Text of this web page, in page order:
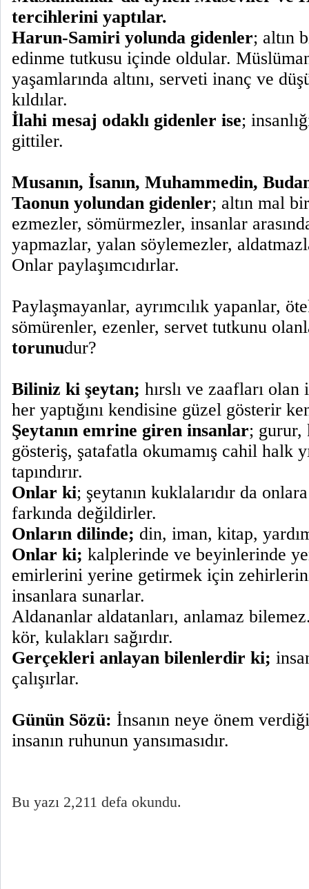
tercihlerini yaptılar.
Harun-Samiri yolunda gidenler; altın
edinme tutkusu içinde oldular.
yaşamlarında altını, serveti inanç ve
kıldılar.
İlahi mesaj odaklı gidenler ise;
gittiler.
Musanın, İsanın, Muhammedin,
Taonun yolundan gidenler; altın mal
ezmezler, sömürmezler, insanlar
yapmazlar, yalan söylemezler,
Onlar paylaşımcıdırlar.
Paylaşmayanlar, ayrımcılık yapanlar,
sömürenler, ezenler, servet tutkunu
torunudur?
Biliniz ki şeytan; hırslı ve zaafları olan
her yaptığını kendisine güzel gösterir
Şeytanın emrine giren insanlar; gurur,
gösteriş, şatafatla okumamış cahil halk
tapındırır.
Onlar ki; şeytanın kuklalarıdır da
farkında değildirler.
Onların dilinde; din, iman, kitap,
Onlar ki; kalplerinde ve beyinlerinde
emirlerini yerine getirmek için
insanlara sunarlar.
Aldananlar aldatanları, anlamaz
kör, kulakları sağırdır.
Gerçekleri anlayan bilenlerdir ki;
çalışırlar.
Günün Sözü: İnsanın neye önem
insanın ruhunun yansımasıdır.
Bu yazı 2,211 defa okundu.